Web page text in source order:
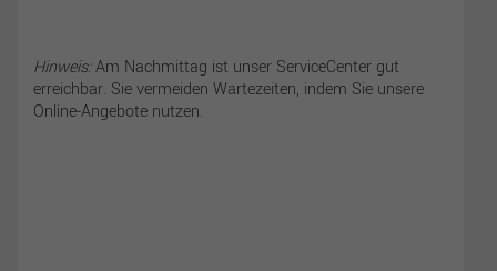
Hinweis:Am Nachmittag ist unser ServiceCenter gut
erreichbar. Sie vermeiden Wartezeiten, indem Sie unsere
Online-Angebote nutzen.